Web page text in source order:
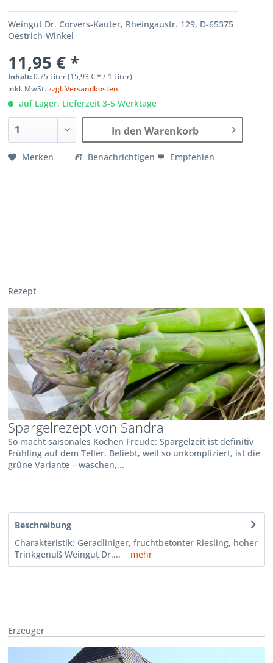
Weingut Dr. Corvers-Kauter, Rheingaustr. 129, D-65375
Oestrich-Winkel
11,95 € *
Inhalt:0.75 Liter (15,93 €* / 1 Liter)
inkl. MwSt.zzgl. Versandkosten
auf Lager, Lieferzeit 3-5 Werktage
In den Warenkorb
Merken Benachrichtigen Empfehlen
Rezept
Spargelrezept von Sandra
So macht saisonales Kochen Freude: Spargelzeit ist definitiv
Frühling auf dem Teller. Beliebt, weil so unkompliziert, ist die
grüne Variante – waschen,...
Beschreibung
Charakteristik: Geradliniger, fruchtbetonter Riesling, hoher
Trinkgenuß Weingut Dr....
mehr
Erzeuger